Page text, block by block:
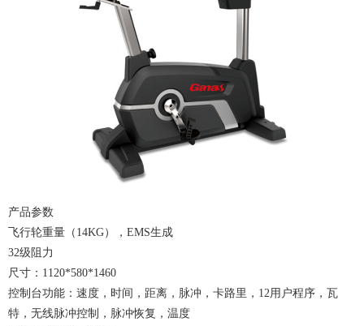
产品参数
飞行轮重量（14KG），EMS生成
32级阻力
尺寸：1120*580*1460
控制台功能：速度，时间，距离，脉冲，卡路里，12用户程序，瓦
特，无线脉冲控制，脉冲恢复，温度